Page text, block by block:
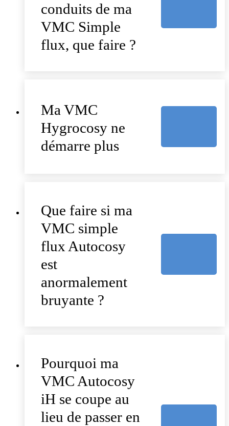
conduits de ma
VMC Simple
flux, que faire ?
Ma VMC
Hygrocosy ne
démarre plus
Que faire si ma
VMC simple
flux Autocosy
est
anormalement
bruyante ?
Pourquoi ma
VMC Autocosy
iH se coupe au
lieu de passer en